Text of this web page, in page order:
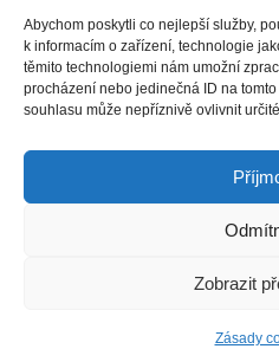
Abychom poskytli co nejlepší služby,
k informacím o zařízení, technologie
těmito technologiemi nám umožní
procházení nebo jedinečná ID na
souhlasu může nepříznivě ovlivnit
Zobrazit
Zásady
Ochrana osobních
S čím vám
Deratizace
Dezinsekce